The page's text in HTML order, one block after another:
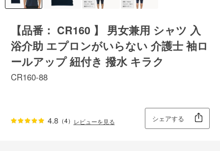
【品番： CR160 】 男女兼用 シャツ 入
浴介助 エプロンがいらない 介護士 袖ロ
ールアップ 紐付き 撥水 キラク
CR160-88
4.8 （4） レビューを見る シェアする